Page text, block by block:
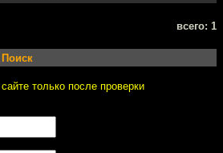
всего: 1
Поиск
только после проверки